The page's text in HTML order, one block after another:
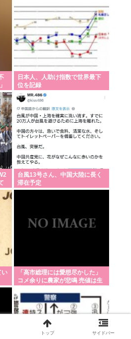
日本人、人助け指数で世界最下
位を記録
台風13号さん、中国大陸に長く
滞在予定
い
「高市総理には愛想尽かした」
コメ余りに農家が悲鳴 売値は生
燃料代は高騰「今年でやめる」
農家も
トップ サイドバー